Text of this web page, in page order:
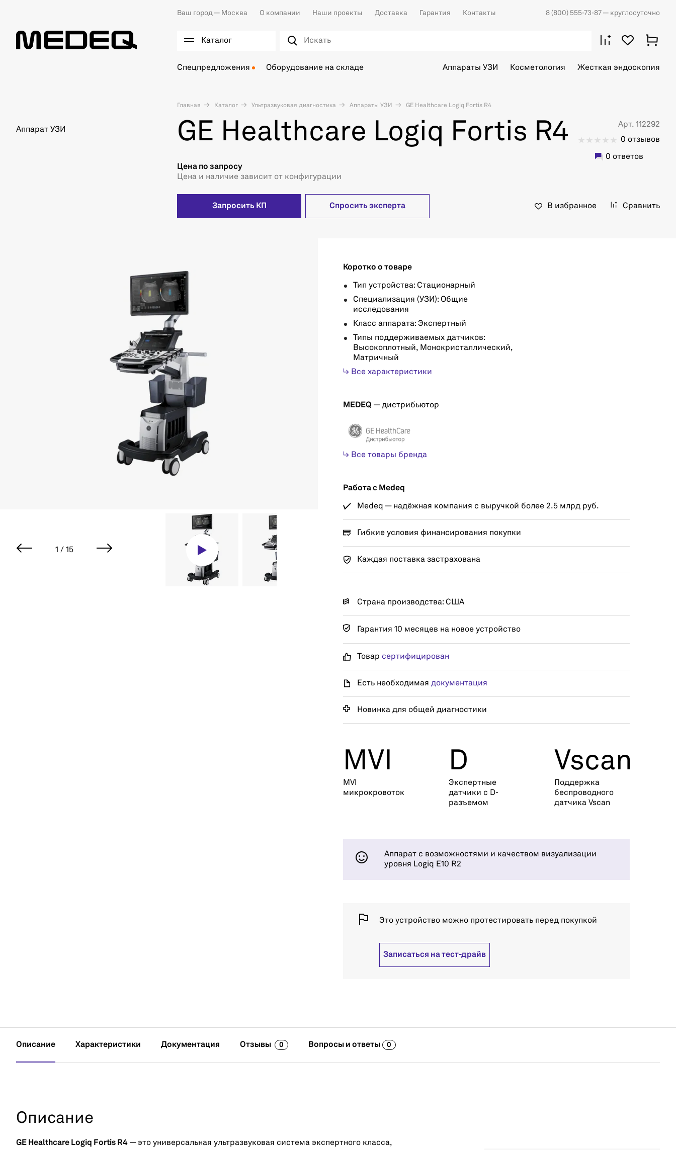
Ваш город — Москва О компании Наши проекты Доставка Гарантия Контакты 8 (800) 555-73-87 — круглосуточно
Каталог
Спецпредложения Оборудование на складе Аппараты УЗИ Косметология Жесткая эндоскопия
Главная Каталог Ультразвуковая диагностика Аппараты УЗИ GE Healthcare Logiq Fortis R4
Аппарат УЗИ GE Healthcare Logiq Fortis R4
Арт. 112292
0 отзывов
0 ответов
Цена по запросу
Цена и наличие зависит от конфигурации
Запросить КП Спросить эксперта В избранное Сравнить
1 / 15
Коротко о товаре
Тип устройства: Стационарный
Специализация (УЗИ): Общие
исследования
Класс аппарата: Экспертный
Типы поддерживаемых датчиков:
Высокоплотный, Монокристаллический,
Матричный
↳ Все характеристики
MEDEQ — дистрибьютор
↳ Все товары бренда
Работа с Medeq
Medeq — надёжная компания с выручкой более 2.5 млрд руб.
Гибкие условия финансирования покупки
Каждая поставка застрахована
Страна производства: США
Гарантия 10 месяцев на новое устройство
Товар сертифицирован
Есть необходимая документация
Новинка для общей диагностики
MVI
MVI
микрокровоток
D
Экспертные
датчики с D-
разъемом
Vscan
Поддержка
беспроводного
датчика Vscan
Аппарат с возможностями и качеством визуализации
уровня Logiq E10 R2
Это устройство можно протестировать перед покупкой
Записаться на тест-драйв
Описание Характеристики Документация Отзывы 0 Вопросы и ответы 0
Описание
GE Healthcare Logiq Fortis R4 — это универсальная ультразвуковая система экспертного класса,